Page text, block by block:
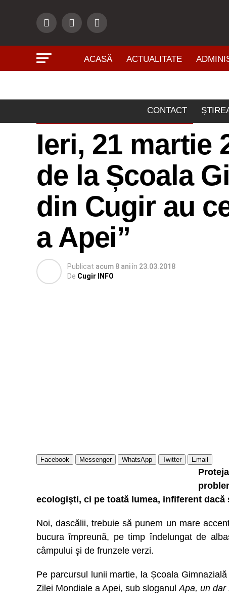
ACASĂ ACTUALITATE
CONTACT
ÎNVĂŢĂMÂNT - CULTURĂ
Ieri, 21 martie
de la Școala
din Cugir au
a Apei”
Publicat acum 8 aniîn 23.03.2018
De Cugir INFO
Facebook Messenger WhatsApp Twitter Email
ecologişti, ci pe toată lumea, infiferent
Noi, dascălii, trebuie să punem un mare
bucura împreună, pe timp îndelungat de
câmpului şi de frunzele verzi.
Pe parcursul lunii martie, la Școala Gimnazială
Zilei Mondiale a Apei, sub sloganulApa, un dar